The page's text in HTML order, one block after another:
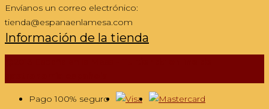
Envíanos un correo electrónico:
tienda@espanaenlamesa.com
Información de la tienda
Pago 100% seguro